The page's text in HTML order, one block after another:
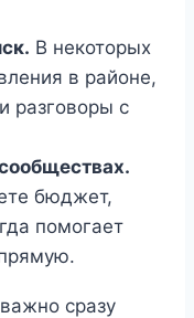
В некоторых
в районе,
разговоры с
бюджет,
помогает
сразу